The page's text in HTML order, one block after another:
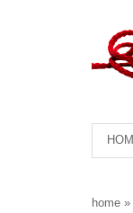
home »